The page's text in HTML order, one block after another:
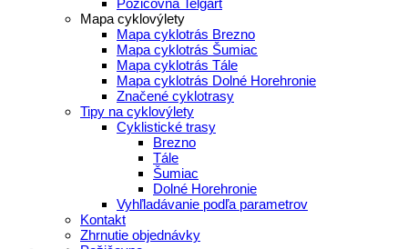
Mapa cyklovýlety
Mapa cyklotrás Brezno
Mapa cyklotrás Šumiac
Mapa cyklotrás Tále
Mapa cyklotrás Dolné Horehronie
Značené cyklotrasy
Tipy na cyklovýlety
Cyklistické trasy
Brezno
Tále
Šumiac
Dolné Horehronie
Vyhľladávanie podľa parametrov
Kontakt
Zhrnutie objednávky